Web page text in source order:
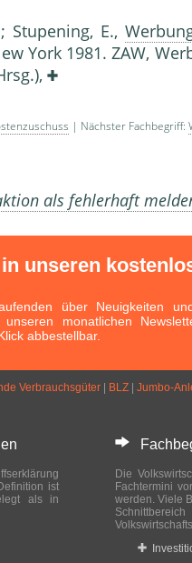
E.,
York 1981. ZAW,
| Nächster Fachbegriff:
als fehlerhaft
unseren
über Neuigkeiten
monatlichen
abbestellbar.
Verbrauchsgüter BLZ Jumbo-
ist
als in
Die
Fachtermini
werden. Viele